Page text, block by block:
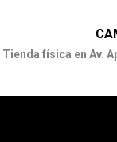
Tienda física en Av.